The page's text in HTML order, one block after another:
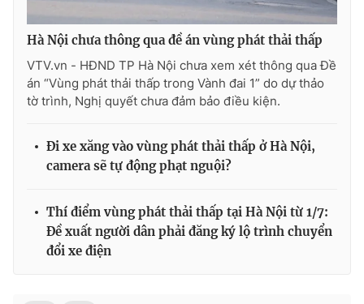
Hà Nội chưa thông qua đề án vùng phát thải thấp
VTV.vn - HĐND TP Hà Nội chưa xem xét thông qua Đề
án “Vùng phát thải thấp trong Vành đai 1” do dự thảo
tờ trình, Nghị quyết chưa đảm bảo điều kiện.
Đi xe xăng vào vùng phát thải thấp ở Hà Nội,
camera sẽ tự động phạt nguội?
Thí điểm vùng phát thải thấp tại Hà Nội từ 1/7:
Đề xuất người dân phải đăng ký lộ trình chuyển
đổi xe điện